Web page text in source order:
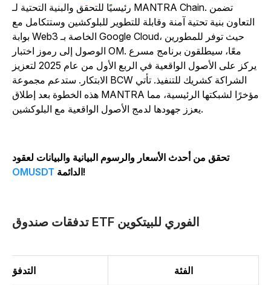
رئيسيًا للتحقق والبنية التحتية لـ MANTRA Chain. تضمن
التعاون بنية تحتية آمنة وقابلة للتطوير للبلوكشين وستتكامل مع
بوابة Web3 الخاصة بـ Google Cloud، حيث توفر للمطورين
الوصول إلى رموز اختبار OM. معًا، سيطلقون برنامج مسرع
يركز على الأصول الواقعية في الربع الأول من عام 2025 لتعزيز
الابتكار. ستدعم مجموعة BCW الشراكة كشريك للتنفيذ. تأتي
هذه الخطوة بعد إطلاق MANTRA مؤخرًا لشبكتها الرئيسية، مما
تحقق من أحدث الأسعار والرسوم البيانية والبيانات لعقود
OMUSDT
تدفقات صندوق ETF الفوري للبيتكوين
الفئة التدفق